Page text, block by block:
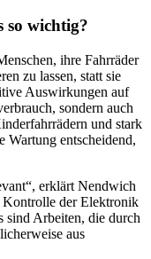
so wichtig?
ihre Fahrräder
zu lassen, statt sie
Auswirkungen auf
sondern auch
und stark
Wartung entscheidend,
erklärt Nendwich
Kontrolle der Elektronik
sind Arbeiten, die durch
aus